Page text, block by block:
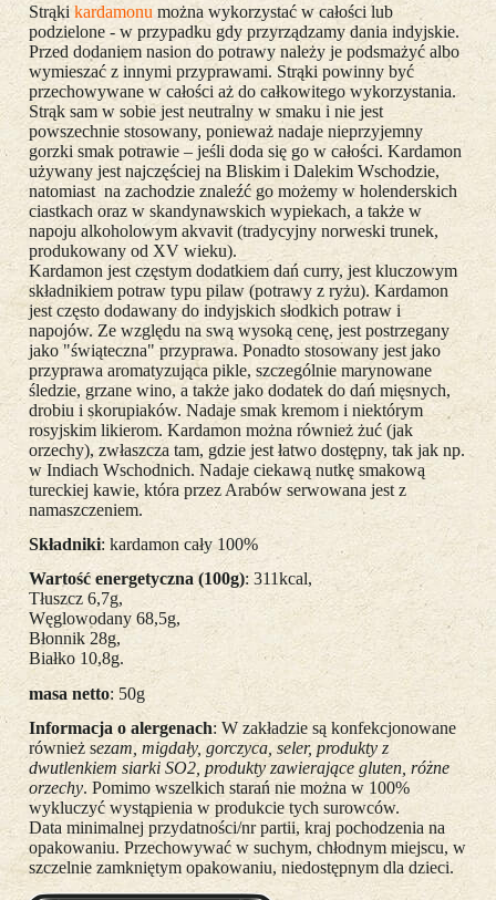
Strąkikardamonu można wykorzystać w całości lub
podzielone - w przypadku gdy przyrządzamy dania indyjskie.
Przed dodaniem nasion do potrawy należy je podsmażyć albo
wymieszać z innymi przyprawami. Strąki powinny być
przechowywane w całości aż do całkowitego wykorzystania.
Strąk sam w sobie jest neutralny w smaku i nie jest
powszechnie stosowany, ponieważ nadaje nieprzyjemny
gorzki smak potrawie – jeśli doda się go w całości. Kardamon
używany jest najczęściej na Bliskim i Dalekim Wschodzie,
natomiast na zachodzie znaleźć go możemy w holenderskich
ciastkach oraz w skandynawskich wypiekach, a także w
napoju alkoholowym akvavit (tradycyjny norweski trunek,
produkowany od XV wieku).
Kardamon jest częstym dodatkiem dań curry, jest kluczowym
składnikiem potraw typu pilaw (potrawy z ryżu). Kardamon
jest często dodawany do indyjskich słodkich potraw i
napojów. Ze względu na swą wysoką cenę, jest postrzegany
jako "świąteczna" przyprawa. Ponadto stosowany jest jako
przyprawa aromatyzująca pikle, szczególnie marynowane
śledzie, grzane wino, a także jako dodatek do dań mięsnych,
drobiu i skorupiaków. Nadaje smak kremom i niektórym
rosyjskim likierom. Kardamon można również żuć (jak
orzechy), zwłaszcza tam, gdzie jest łatwo dostępny, tak jak np.
w Indiach Wschodnich. Nadaje ciekawą nutkę smakową
tureckiej kawie, która przez Arabów serwowana jest z
namaszczeniem.
Składniki: kardamon cały 100%
Wartość energetyczna (100g): 311kcal,
Tłuszcz 6,7g,
Węglowodany 68,5g,
Błonnik 28g,
Białko 10,8g.
masa netto: 50g
Informacja o alergenach: W zakładzie są konfekcjonowane
również sezam, migdały, gorczyca, seler, produkty z
dwutlenkiem siarki SO2, produkty zawierające gluten, różne
orzechy. Pomimo wszelkich starań nie można w 100%
wykluczyć wystąpienia w produkcie tych surowców.
Data minimalnej przydatności/nr partii, kraj pochodzenia na
opakowaniu. Przechowywać w suchym, chłodnym miejscu, w
szczelnie zamkniętym opakowaniu, niedostępnym dla dzieci.